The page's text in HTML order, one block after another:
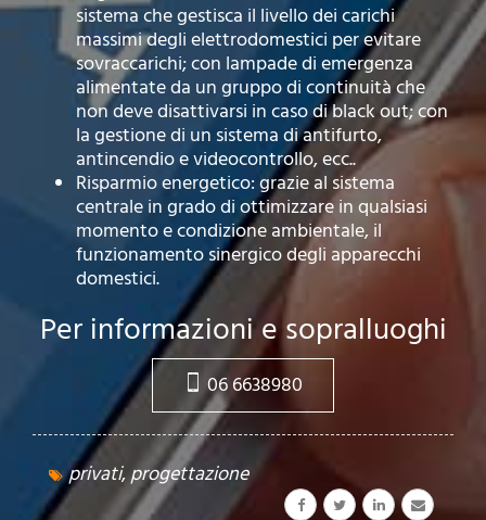
sistema che gestisca il livello dei carichi
massimi degli elettrodomestici per evitare
sovraccarichi; con lampade di emergenza
alimentate da un gruppo di continuità che
non deve disattivarsi in caso di black out; con
la gestione di un sistema di antifurto,
antincendio e videocontrollo, ecc..
Risparmio energetico: grazie al sistema
centrale in grado di ottimizzare in qualsiasi
momento e condizione ambientale, il
funzionamento sinergico degli apparecchi
domestici.
Per informazioni e sopralluoghi
06 6638980
privati,progettazione